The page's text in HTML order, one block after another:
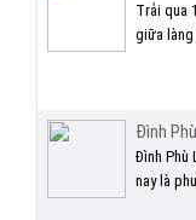
Trải qua
giữa làng
Đình
Đình Phù
nay là